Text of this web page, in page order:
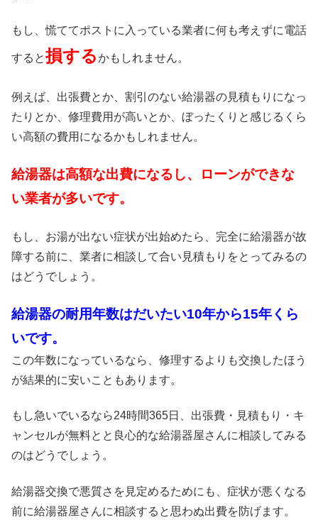
もし、慌ててポストに入っている業者に何も考えずに電話
すると損するかもしれません。
例えば、出張費とか、割引のない給湯器の見積もりになっ
たりとか、修理費用が高いとか、ぼったくりと感じるくら
い高額の費用になるかもしれません。
給湯器は高額な出費になるし、ローンができな
い業者が多いです。
もし、お湯が出ない症状が出始めたら、完全に給湯器が故
障する前に、業者に相談して合い見積もりをとってみるの
はどうでしょう。
給湯器の耐用年数はだいたい10年から15年くら
いです。
この年数になっているなら、修理するよりも交換したほう
が結果的に安いこともあります。
もし急いでいるなら24時間365日、出張費・見積もり・キ
ャンセルが無料とと良心的な給湯器屋さんに相談してみる
のはどうでしょう。
給湯器交換で悪質さを見定めるためにも、症状が悪くなる
前に給湯器屋さんに相談すると思わぬ出費を防げます。